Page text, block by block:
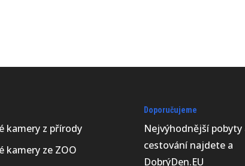
kamery z přírody
kamery ze ZOO
Doporučujeme
Nejvýhodnější pobyty
cestování najdete a
DobrýDen.EU